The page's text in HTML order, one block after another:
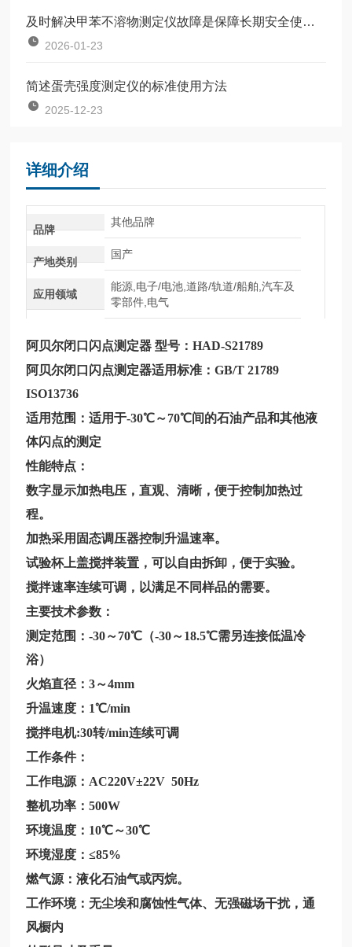
及时解决甲苯不溶物测定仪故障是保障长期安全使用的关键
2026-01-23
简述蛋壳强度测定仪的标准使用方法
2025-12-23
详细介绍
品牌
其他品牌
产地类别
国产
应用领域
能源,电子/电池,道路/轨道/船舶,汽车及
零部件,电气
阿贝尔闭口闪点测定器 型号：HAD-S21789
阿贝尔闭口闪点测定器适用标准：GB/T 21789
ISO13736
适用范围：适用于-30℃～70℃间的石油产品和其他液
体闪点的测定
性能特点：
数字显示加热电压，直观、清晰，便于控制加热过
程。
加热采用固态调压器控制升温速率。
试验杯上盖搅拌装置，可以自由拆卸，便于实验。
搅拌速率连续可调，以满足不同样品的需要。
主要技术参数：
测定范围：-30～70℃（-30～18.5℃需另连接低温冷
浴）
火焰直径：3～4mm
升温速度：1℃/min
搅拌电机:30转/min连续可调
工作条件：
工作电源：AC220V±22V 50Hz
整机功率：500W
环境温度：10℃～30℃
环境湿度：≤85%
燃气源：液化石油气或丙烷。
工作环境：无尘埃和腐蚀性气体、无强磁场干扰，通
风橱内